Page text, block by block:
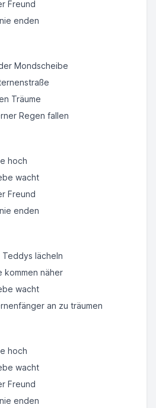
Freund
enden
Mondscheibe
Träume
Regen fallen
hoch
wacht
Freund
enden
lächeln
kommen näher
wacht
an zu träumen
hoch
wacht
Freund
enden